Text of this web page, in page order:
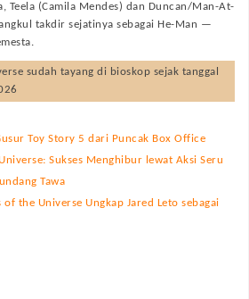
Teela (Camila Mendes) dan Duncan/Man-At-
takdir sejatinya sebagai He-Man —
sudah tayang di bioskop sejak tanggal
Toy Story 5 dari Puncak Box Office
Sukses Menghibur lewat Aksi Seru
Tawa
the Universe Ungkap Jared Leto sebagai